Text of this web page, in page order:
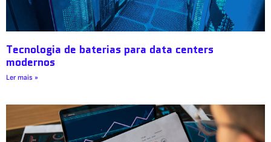
Tecnologia de baterias para data centers
modernos
Ler mais »